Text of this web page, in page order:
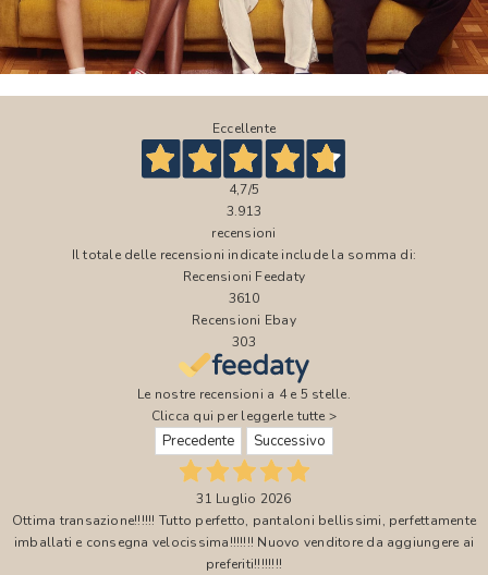
Eccellente
4,7/5
3.913
recensioni
Il totale delle recensioni indicate include la somma di:
Recensioni Feedaty
3610
Recensioni Ebay
303
Le nostre recensioni a 4 e 5 stelle.
Clicca qui per leggerle tutte >
Precedente Successivo
31 Luglio 2026
Ottima transazione!!!!!! Tutto perfetto, pantaloni bellissimi, perfettamente
imballati e consegna velocissima!!!!!!! Nuovo venditore da aggiungere ai
preferiti!!!!!!!!